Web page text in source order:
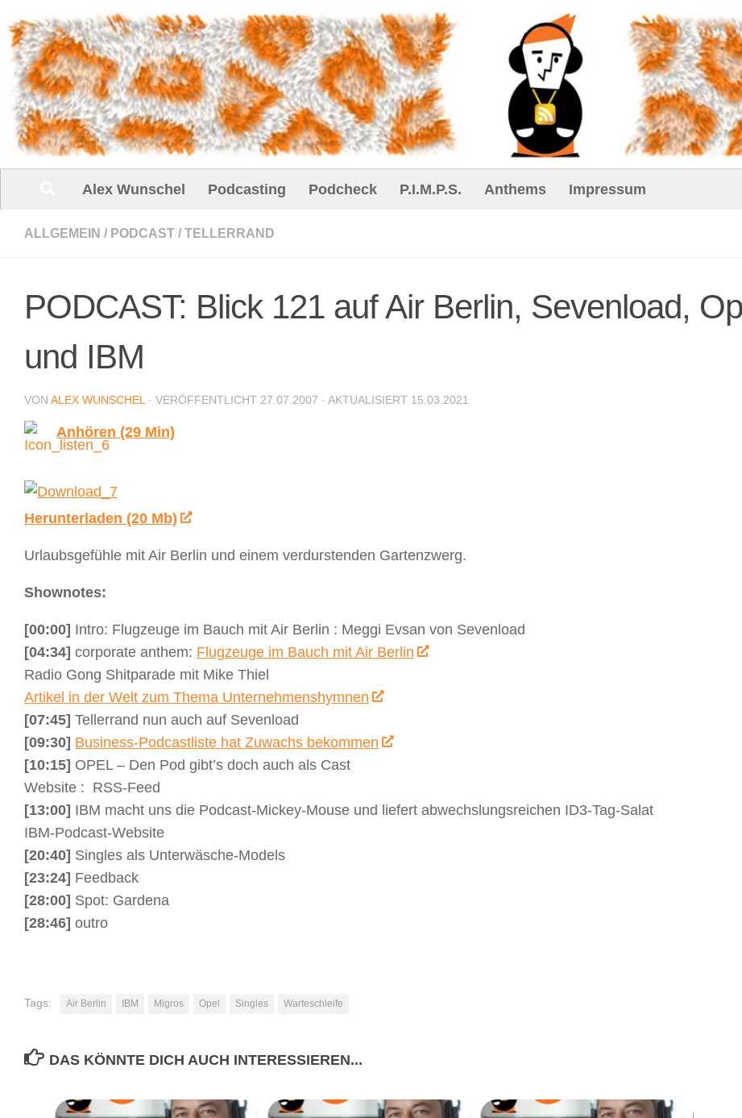
Unter dem Inhalt
Alex Wunschel Podcasting Podcheck P.I.M.P.S. Anthems Impressum
ALLGEMEIN / PODCAST / TELLERRAND
PODCAST: Blick 121 auf Air Berlin, Sevenload,
und IBM
VON ALEX WUNSCHEL · VERÖFFENTLICHT 27.07.2007 · AKTUALISIERT 15.03.2021
Anhören (29 Min)
Herunterladen (20 Mb)
Urlaubsgefühle mit Air Berlin und einem verdurstenden Gartenzwerg.
Shownotes:
[00:00] Intro: Flugzeuge im Bauch mit Air Berlin : Meggi Evsan von Sevenload
[04:34] corporate anthem: Flugzeuge im Bauch mit Air Berlin
Radio Gong Shitparade mit Mike Thiel
Artikel in der Welt zum Thema Unternehmenshymnen
[07:45] Tellerrand nun auch auf Sevenload
[09:30] Business-Podcastliste hat Zuwachs bekommen
[10:15] OPEL – Den Pod gibt’s doch auch als Cast
Website : RSS-Feed
[13:00] IBM macht uns die Podcast-Mickey-Mouse und liefert abwechslungsreichen ID3-Tag-Salat
IBM-Podcast-Website
[20:40] Singles als Unterwäsche-Models
[23:24] Feedback
[28:00] Spot: Gardena
[28:46] outro
Tags: Air Berlin IBM Migros Opel Singles Warteschleife
DAS KÖNNTE DICH AUCH INTERESSIEREN...